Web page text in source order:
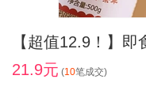
【超值12.9！】
21.9元 (10笔成交)